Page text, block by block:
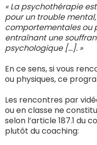
« La psychothérapie
pour un trouble
comportementales ou
entraînant une
psychologique […]. »
En ce sens, si vous
ou physiques, ce
Les rencontres par
ou en classe ne
selon l’article 187.1 du
plutôt du coaching: